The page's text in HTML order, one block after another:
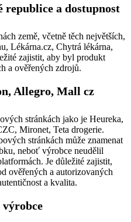
republice a dostupnost
země, včetně těch největších,
Lékárna.cz, Chytrá lékárna,
zajistit, aby byl produkt
a ověřených zdrojů.
Allegro, Mall cz
stránkách jako je Heureka,
Mironet, Teta drogerie.
stránkách může znamenat
neboť výrobce neudělil
Je důležité zajistit,
ověřených a autorizovaných
a kvalita.